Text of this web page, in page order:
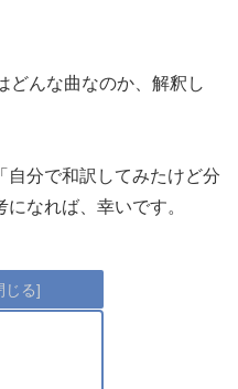
どんな曲なのか、解釈し
自分で和訳してみたけど分
なれば、幸いです。